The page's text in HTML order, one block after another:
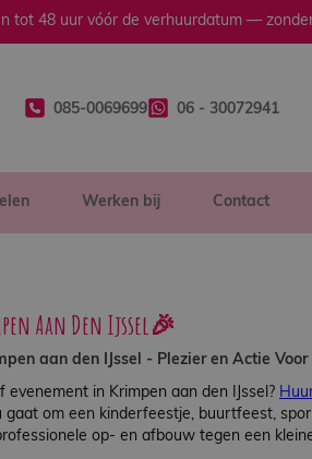
tot 48 uur vóór de verhuurdatum —
085-0069699 06 - 30072941
Werken bij Contact
Aan Den Ijssel🎉
aan den IJssel - Plezier en Actie Voor
in Krimpen aan den IJssel?
gaat om een kinderfeestje, buurtfeest,
op- en afbouw tegen een